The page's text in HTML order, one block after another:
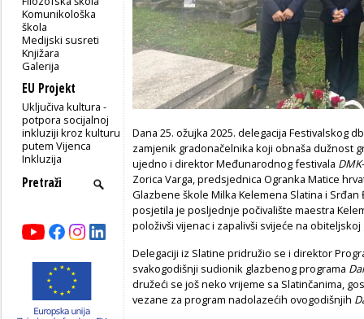
Komunikološka
škola
Medijski susreti
Knjižara
Galerija
EU Projekt
Uključiva kultura -
potpora socijalnoj
inkluziji kroz kulturu
putem Vijenca
Inkluzija
Dana 25. ožujka 2025. delegacija Festivalskog
zamjenik gradonačelnika koji obnaša dužnost
ujedno i direktor Međunarodnog festivala DMK-
Zorica Varga, predsjednica Ogranka Matice
Glazbene škole Milka Kelemena Slatina i
posjetila je posljednje počivalište maestra
položivši vijenac i zapalivši svijeće na
Delegaciji iz Slatine pridružio se i direktor
svakogodišnji sudionik glazbenog programa
družeći se još neko vrijeme sa Slatinčanima,
vezane za program nadolazećih ovogodišnjih